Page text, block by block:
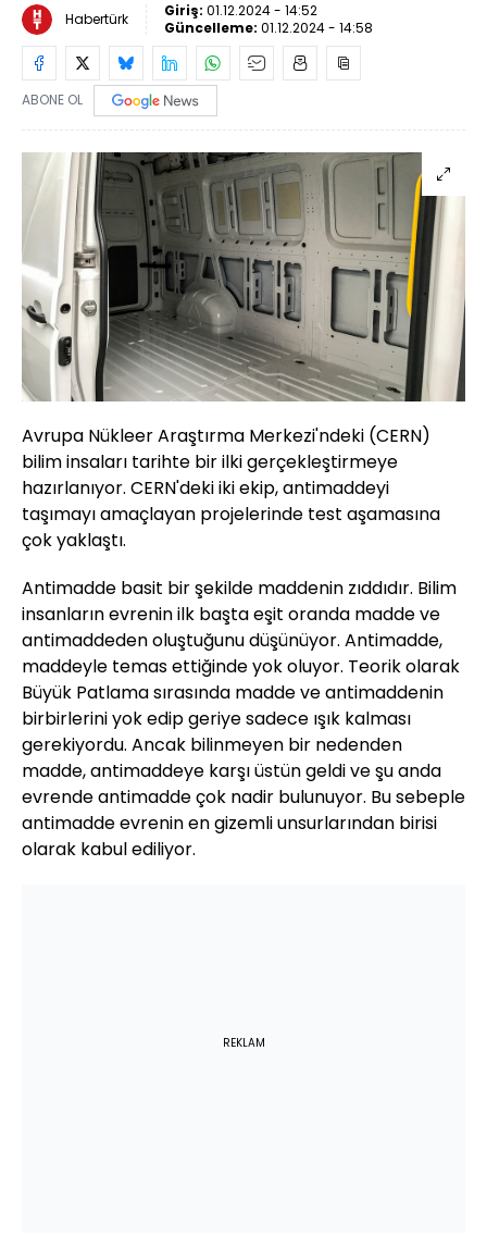
Habertürk Giriş: 01.12.2024 - 14:52
Güncelleme: 01.12.2024 - 14:58
ABONE OL
Avrupa Nükleer Araştırma Merkezi'ndeki (CERN)
bilim insaları tarihte bir ilki gerçekleştirmeye
hazırlanıyor. CERN'deki iki ekip, antimaddeyi
taşımayı amaçlayan projelerinde test aşamasına
çok yaklaştı.
Antimadde basit bir şekilde maddenin zıddıdır. Bilim
insanların evrenin ilk başta eşit oranda madde ve
antimaddeden oluştuğunu düşünüyor. Antimadde,
maddeyle temas ettiğinde yok oluyor. Teorik olarak
Büyük Patlama sırasında madde ve antimaddenin
birbirlerini yok edip geriye sadece ışık kalması
gerekiyordu. Ancak bilinmeyen bir nedenden
madde, antimaddeye karşı üstün geldi ve şu anda
evrende antimadde çok nadir bulunuyor. Bu sebeple
antimadde evrenin en gizemli unsurlarından birisi
olarak kabul ediliyor.
REKLAM